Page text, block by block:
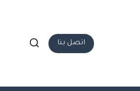
اتصل بنا